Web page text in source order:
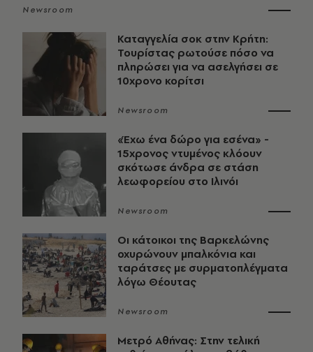
Newsroom
Καταγγελία σοκ στην Κρήτη:
Τουρίστας ρωτούσε πόσο να
πληρώσει για να ασελγήσει σε
10χρονο κορίτσι
Newsroom
«Έχω ένα δώρο για εσένα» -
15χρονος ντυμένος κλόουν
σκότωσε άνδρα σε στάση
λεωφορείου στο Ιλινόι
Newsroom
Οι κάτοικοι της Βαρκελώνης
οχυρώνουν μπαλκόνια και
ταράτσες με συρματοπλέγματα
λόγω Θέουτας
Newsroom
Μετρό Αθήνας: Στην τελική